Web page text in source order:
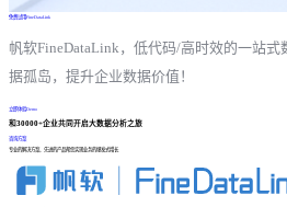
免费试用FineDataLink
帆软FineDataLink，低代码/高时效的一站
据孤岛，提升企业数据价值！
立即体验Demo
和30000+企业共同开启大数据分析之旅
咨询方案
专业的解决方案、先进的产品帮您实现业务的爆发式增长